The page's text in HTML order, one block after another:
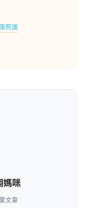
照護
媽咪
文章